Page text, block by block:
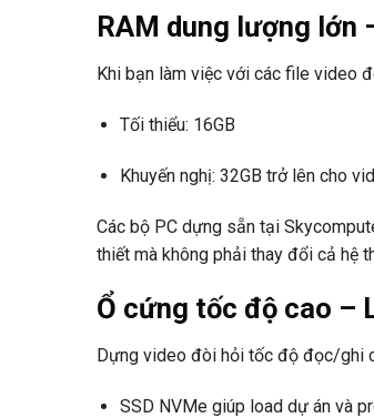
RAM dung lượng lớn
Khi bạn làm việc với các file video
Tối thiểu: 16GB
Khuyến nghị: 32GB trở lên cho
Các bộ PC dựng sẵn tại
thiết mà không phải thay đổi cả hệ
Ổ cứng tốc độ cao –
Dựng video đòi hỏi tốc độ đọc/ghi
SSD NVMe giúp load dự án và